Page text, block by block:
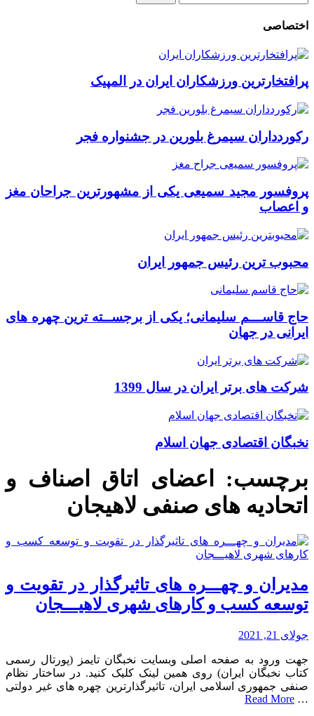
اختصاصی
پرافتخارترین ورزشکاران ایران در المپیک
رکوردداران سیمرغ بلورین در جشنواره فجر
پروفسور مجید سمیعی یکی از مشهورترین جراحان مغز
و اعصاب
محبوب ترین رئیس جمهور ایران
حاج قاســـم سلیمانی؛ یکی از برجســته ترین چهره های
ایرانی در جهان
شرکت های برتر ایران در سال 1399
نخبگان اقتصادی جهان اسلام
برچسب:
اعضای اتاق اصناف و
اتحادیه های صنفی لاهیجان
مدیران و چهـــره های تاثیرگذار در تقویت و
توسعه کسب و کارهای شهری لاهیـــجان
جولای 21, 2021
جهت ورود به صفحه اصلی وبسایت نخبگان تایمز (پورتال رسمی
کتاب نخبگان ایران) روی همین لینک کلیک کنید. در ساختار نظام
صنفی جمهوری اسلامی ایران، تاثیرگذارترین چهره های غیر دولتی
…
Read More